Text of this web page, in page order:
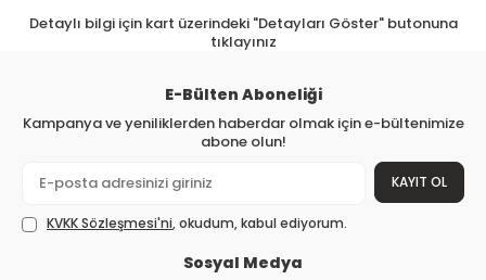
Detaylı bilgi için kart üzerindeki "Detayları Göster" butonuna
tıklayınız
E-Bülten Aboneliği
Kampanya ve yeniliklerden haberdar olmak için e-bültenimize
abone olun!
KAYIT OL
KVKK Sözleşmesi'ni, okudum, kabul ediyorum.
Sosyal Medya